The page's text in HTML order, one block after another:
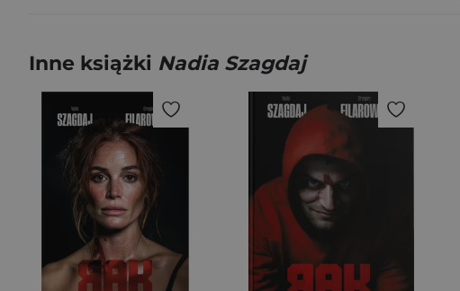
Inne książki Nadia Szagdaj